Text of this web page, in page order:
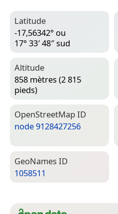
Latitude
-17,56342° ou
17° 33′ 48″ sud
Altitude
858 mètres (2 815
pieds)
Open­Street­Map ID
node 9128427256
Geo­Names ID
1058511